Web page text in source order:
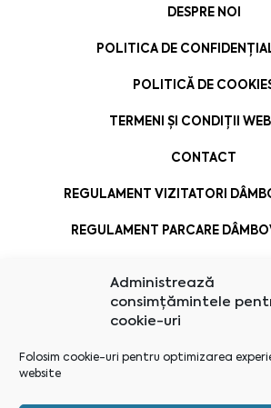
Administrează
consimțămintele
cookie-uri
Folosim cookie-uri pentru optimizarea
website
DESPRE NOI
POLITICA DE
POLITICĂ DE
TERMENI ȘI CONDIȚII
CONTACT
REGULAMENT VIZITATORI
REGULAMENT PARCARE